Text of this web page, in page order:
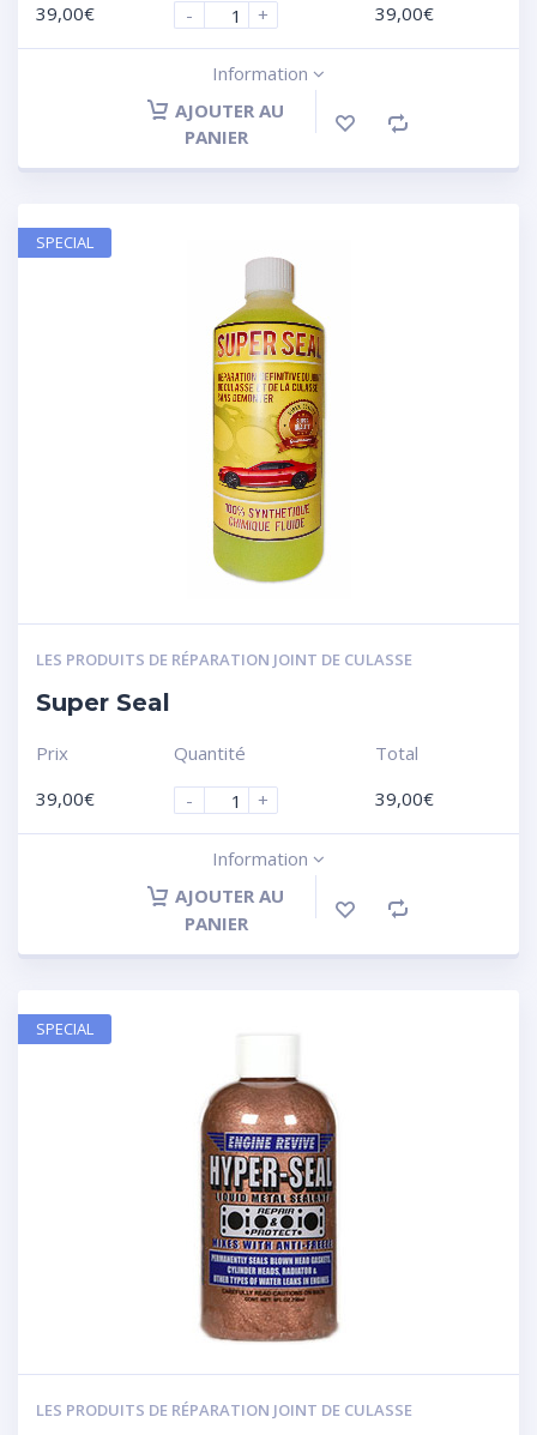
39,00€
-
+
39,00€
Information
AJOUTER AU
PANIER
LES PRODUITS DE RÉPARATION JOINT DE CULASSE
Super Seal
Prix
39,00€
Quantité
-
+
Total
39,00€
Information
AJOUTER AU
PANIER
SPECIAL
LES PRODUITS DE RÉPARATION JOINT DE CULASSE
SPECIAL